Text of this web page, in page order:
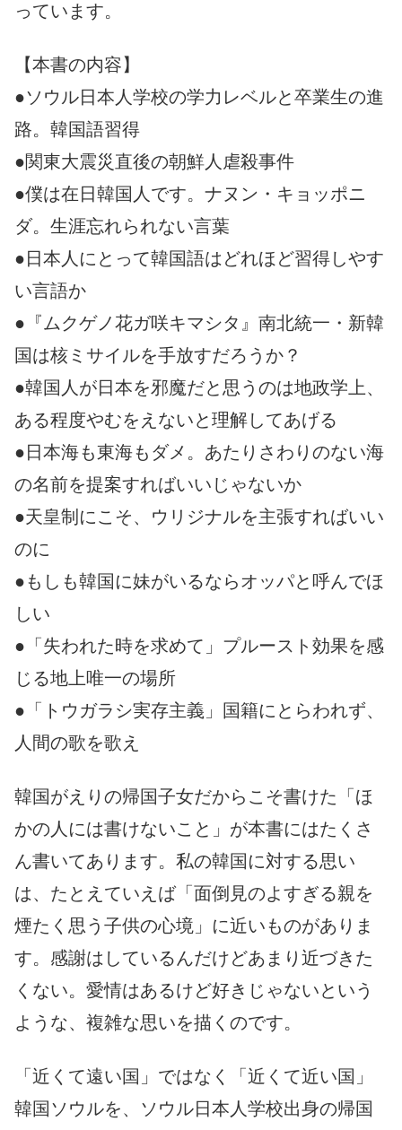
っています。
【本書の内容】
●ソウル日本人学校の学力レベルと卒業生の進
路。韓国語習得
●関東大震災直後の朝鮮人虐殺事件
●僕は在日韓国人です。ナヌン・キョッポニ
ダ。生涯忘れられない言葉
●日本人にとって韓国語はどれほど習得しやす
い言語か
●『ムクゲノ花ガ咲キマシタ』南北統一・新韓
国は核ミサイルを手放すだろうか？
●韓国人が日本を邪魔だと思うのは地政学上、
ある程度やむをえないと理解してあげる
●日本海も東海もダメ。あたりさわりのない海
の名前を提案すればいいじゃないか
●天皇制にこそ、ウリジナルを主張すればいい
のに
●もしも韓国に妹がいるならオッパと呼んでほ
しい
●「失われた時を求めて」プルースト効果を感
じる地上唯一の場所
●「トウガラシ実存主義」国籍にとらわれず、
人間の歌を歌え
韓国がえりの帰国子女だからこそ書けた「ほ
かの人には書けないこと」が本書にはたくさ
ん書いてあります。私の韓国に対する思い
は、たとえていえば「面倒見のよすぎる親を
煙たく思う子供の心境」に近いものがありま
す。感謝はしているんだけどあまり近づきた
くない。愛情はあるけど好きじゃないという
ような、複雑な思いを描くのです。
「近くて遠い国」ではなく「近くて近い国」
韓国ソウルを、ソウル日本人学校出身の帰国